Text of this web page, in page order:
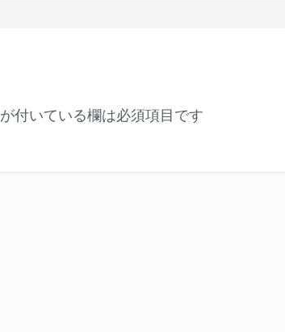
が付いている欄は必須項目です